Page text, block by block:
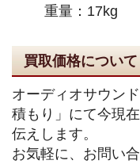
重量：17kg
買取価格について
オーディオサウン
積もり」にて今現
伝えします。
お気軽に、お問い